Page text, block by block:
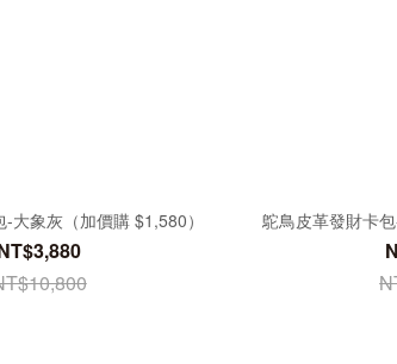
大象灰（加價購 $1,580）
鴕鳥皮革發財卡